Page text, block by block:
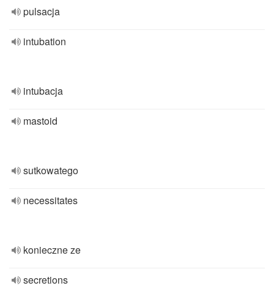
pulsacja
intubation
intubacja
mastoid
sutkowatego
necessitates
konieczne ze
secretions